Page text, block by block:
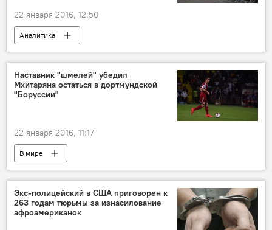
22 января 2016, 12:50
Аналитика
Наставник "шмелей" убедил
Мхитаряна остаться в дортмундской
"Боруссии"
22 января 2016, 11:17
В мире
Экс-полицейский в США приговорен к
263 годам тюрьмы за изнасилование
афроамериканок